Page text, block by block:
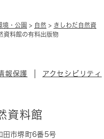
境・公園 > 自然 > きしわだ自然資
資料館の有料出版物
報保護 アクセシビリティ
資料館
田市堺町6番5号